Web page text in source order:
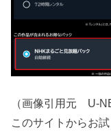
（画像引用元 U-
このサイトからお